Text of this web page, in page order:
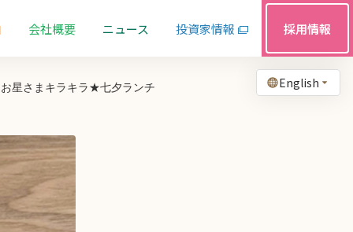
English
会社概要 ニュース 投資家情報 採用情報
お星さまキラキラ★七夕ランチ